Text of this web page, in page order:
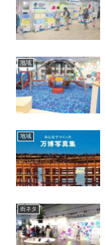
地域
地域
街ネタ